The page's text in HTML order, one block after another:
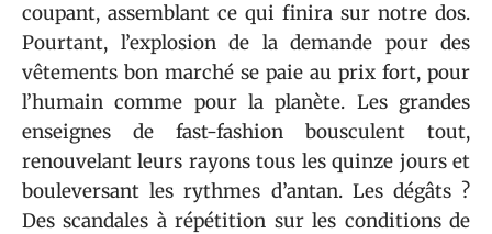
coupant, assemblant ce qui finira sur notre dos.
Pourtant, l’explosion de la demande pour des
vêtements bon marché se paie au prix fort, pour
l’humain comme pour la planète. Les grandes
enseignes de fast-fashion bousculent tout,
renouvelant leurs rayons tous les quinze jours et
bouleversant les rythmes d’antan. Les dégâts ?
Des scandales à répétition sur les conditions de